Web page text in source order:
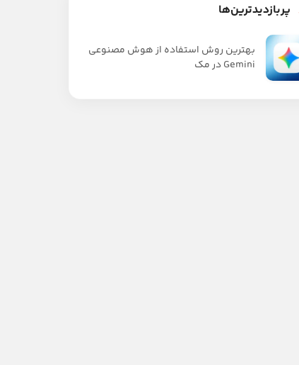
پربازدیدترین‌ها
بهترین روش استفاده از هوش مصنوعی
Gemini در مک